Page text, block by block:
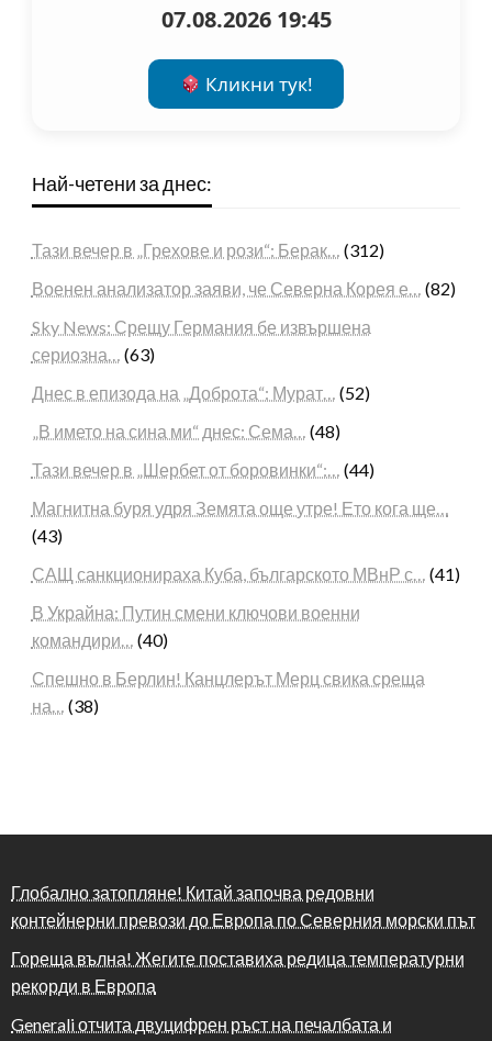
07.08.2026 19:45
Кликни тук!
Най-четени за днес:
Тази вечер в „Грехове и рози“: Берак… (312)
Военен анализатор заяви, че Северна Корея е… (82)
Sky News: Срещу Германия бе извършена
сериозна… (63)
Днес в епизода на „Доброта“: Мурат… (52)
„В името на сина ми“ днес: Сема… (48)
Тази вечер в „Шербет от боровинки“:… (44)
Магнитна буря удря Земята още утре! Ето кога ще…
(43)
САЩ санкционираха Куба, българското МВнР с… (41)
В Украйна: Путин смени ключови военни
командири… (40)
Спешно в Берлин! Канцлерът Мерц свика среща
на… (38)
Глобално затопляне! Китай започва редовни
контейнерни превози до Европа по Северния морски път
Гореща вълна! Жегите поставиха редица температурни
рекорди в Европа
Generali отчита двуцифрен ръст на печалбата и